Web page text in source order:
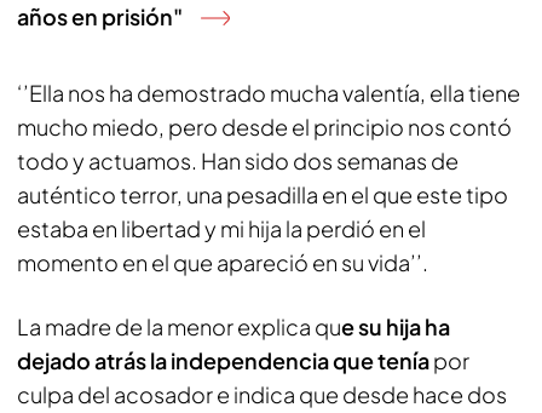
años en prisión"
‘’Ella nos ha demostrado mucha valentía, ella tiene
mucho miedo, pero desde el principio nos contó
todo y actuamos. Han sido dos semanas de
auténtico terror, una pesadilla en el que este tipo
estaba en libertad y mi hija la perdió en el
momento en el que apareció en su vida’’.
La madre de la menor explica que su hija ha
dejado atrás la independencia que teníapor
culpa del acosador e indica que desde hace dos